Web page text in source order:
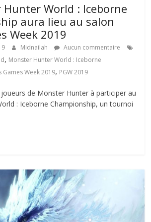
Hunter World : Iceborne
aura lieu au salon
Week 2019
Midnailah
Aucun commentaire
, Monster Hunter World : Iceborne
Games Week 2019, PGW 2019
de Monster Hunter à participer au
: Iceborne Championship, un tournoi